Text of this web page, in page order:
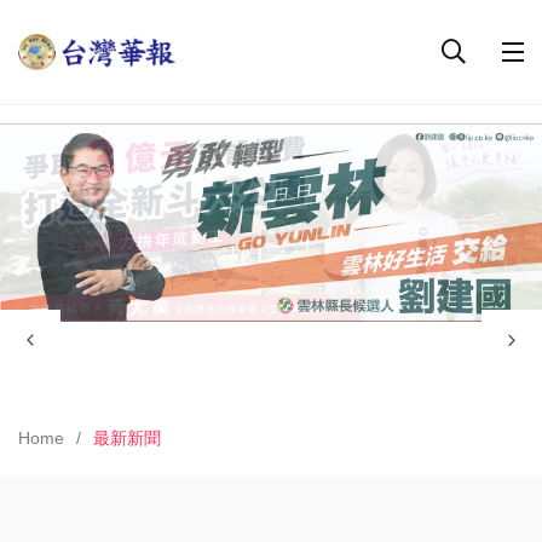
Home 最新新聞